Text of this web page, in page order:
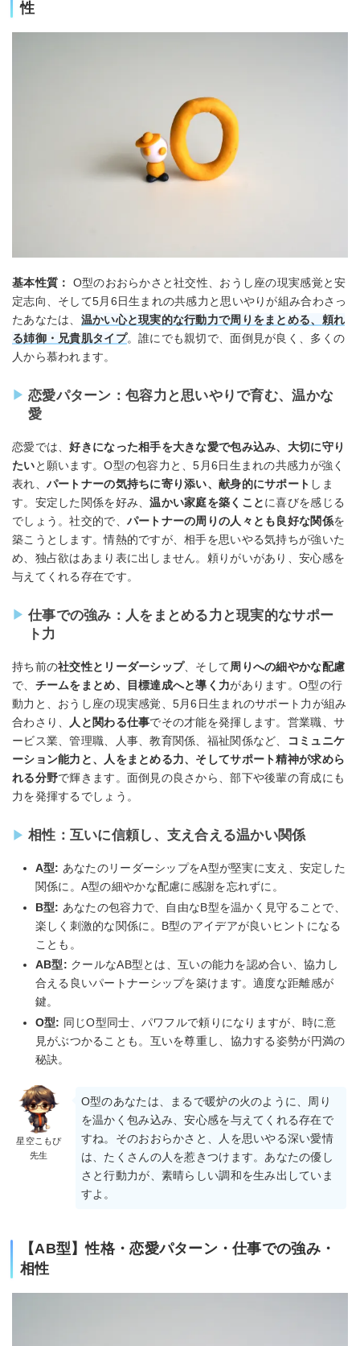
性
基本性質：
O型のおおらかさと社交性、おうし座の現実感覚と安
定志向、そして5月6日生まれの共感力と思いやりが組み合わさっ
たあなたは、 温かい心と現実的な行動力で周りをまとめる、頼れ
る姉御・兄貴肌タイプ。誰にでも親切で、面倒見が良く、多くの
人から慕われます。
恋愛パターン：包容力と思いやりで育む、温かな
愛
恋愛では、好きになった相手を大きな愛で包み込み、大切に守り
たいと願います。O型の包容力と、5月6日生まれの共感力が強く
表れ、 パートナーの気持ちに寄り添い、献身的にサポート しま
す。安定した関係を好み、温かい家庭を築くことに喜びを感じる
でしょう。社交的で、 パートナーの周りの人々とも良好な関係を
築こうとします。情熱的ですが、相手を思いやる気持ちが強いた
め、独占欲はあまり表に出しません。頼りがいがあり、安心感を
与えてくれる存在です。
仕事での強み：人をまとめる力と現実的なサポー
ト力
持ち前の社交性とリーダーシップ、そして周りへの細やかな配慮
で、 チームをまとめ、目標達成へと導く力があります。O型の行
動力と、おうし座の現実感覚、5月6日生まれのサポート力が組み
合わさり、
人と関わる仕事でその才能を発揮します。営業職、サ
ービス業、管理職、人事、教育関係、福祉関係など、
コミュニケ
ーション能力と、人をまとめる力、そしてサポート精神が求めら
れる分野で輝きます。面倒見の良さから、部下や後輩の育成にも
力を発揮するでしょう。
相性：互いに信頼し、支え合える温かい関係
A型: あなたのリーダーシップをA型が堅実に支え、安定した
関係に。A型の細やかな配慮に感謝を忘れずに。
B型: あなたの包容力で、自由なB型を温かく見守ることで、
楽しく刺激的な関係に。B型のアイデアが良いヒントになる
ことも。
AB型: クールなAB型とは、互いの能力を認め合い、協力し
合える良いパートナーシップを築けます。適度な距離感が
鍵。
O型: 同じO型同士、パワフルで頼りになりますが、時に意
見がぶつかることも。互いを尊重し、協力する姿勢が円満の
秘訣。
星空こもぴ
先生
O型のあなたは、まるで暖炉の火のように、周り
を温かく包み込み、安心感を与えてくれる存在で
すね。そのおおらかさと、人を思いやる深い愛情
は、たくさんの人を惹きつけます。あなたの優し
さと行動力が、素晴らしい調和を生み出していま
すよ。
【AB型】性格・恋愛パターン・仕事での強み・
相性